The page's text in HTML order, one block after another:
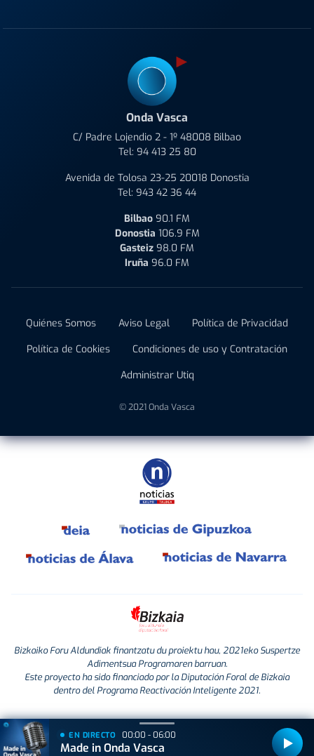
Onda Vasca
C/ Padre Lojendio 2 - 1º 48008 Bilbao
Tel: 94 413 25 80
Avenida de Tolosa 23-25 20018 Donostia
Tel: 943 42 36 44
Bilbao 90.1 FM
Donostia 106.9 FM
Gasteiz 98.0 FM
Iruña 96.0 FM
Quiénes Somos Aviso Legal
Política de Privacidad
Política de Cookies
Condiciones de uso y Contratación
Administrar Utiq
© 2021 Onda Vasca
Bizkaiko Foru Aldundiak finantzatu du proiektu hau, 2021eko Suspertze
Adimentsua Programaren barruan.
Este proyecto ha sido financiado por la Diputación Foral de Bizkaia
dentro del Programa Reactivación Inteligente 2021.
EN DIRECTO 00:00 - 06:00
Made in Onda Vasca